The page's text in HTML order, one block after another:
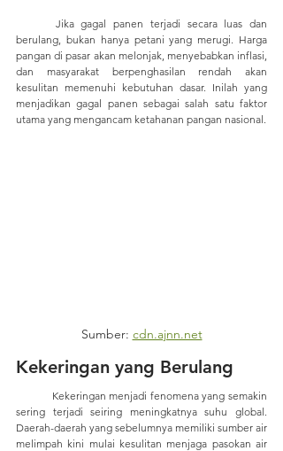
berulang, bukan hanya petani yang merugi. Harga
pangan di pasar akan melonjak, menyebabkan inflasi,
dan masyarakat berpenghasilan rendah akan
kesulitan memenuhi kebutuhan dasar. Inilah yang
menjadikan gagal panen sebagai salah satu faktor
utama yang mengancam ketahanan pangan nasional.
Sumber: cdn.ajnn.net
Kekeringan yang Berulang
sering terjadi seiring meningkatnya suhu global.
Daerah-daerah yang sebelumnya memiliki sumber air
melimpah kini mulai kesulitan menjaga pasokan air